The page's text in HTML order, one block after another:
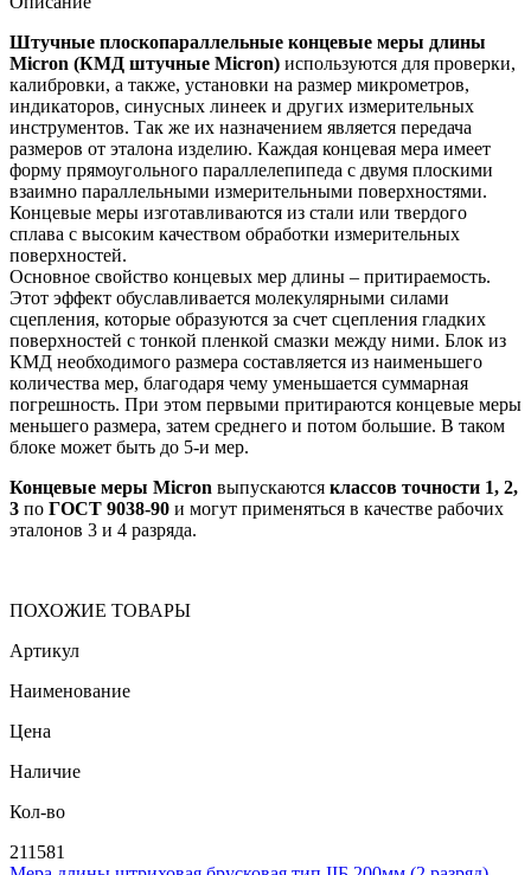
Штучные плоскопараллельные концевые меры длины
Micron (КМД штучные Micron) используются для проверки,
калибровки, а также, установки на размер микрометров,
индикаторов, синусных линеек и других измерительных
инструментов. Так же их назначением является передача
размеров от эталона изделию. Каждая концевая мера имеет
форму прямоугольного параллелепипеда с двумя плоскими
взаимно параллельными измерительными поверхностями.
Концевые меры изготавливаются из стали или твердого
сплава с высоким качеством обработки измерительных
поверхностей.
Основное свойство концевых мер длины – притираемость.
Этот эффект обуславливается молекулярными силами
сцепления, которые образуются за счет сцепления гладких
поверхностей с тонкой пленкой смазки между ними. Блок из
КМД необходимого размера составляется из наименьшего
количества мер, благодаря чему уменьшается суммарная
погрешность. При этом первыми притираются концевые меры
меньшего размера, затем среднего и потом большие. В таком
блоке может быть до 5-и мер.
Концевые меры Micron выпускаются классов точности 1, 2,
3 по ГОСТ 9038-90 и могут применяться в качестве рабочих
эталонов 3 и 4 разряда.
ПОХОЖИЕ ТОВАРЫ
Артикул
Наименование
Цена
Наличие
Кол-во
211581